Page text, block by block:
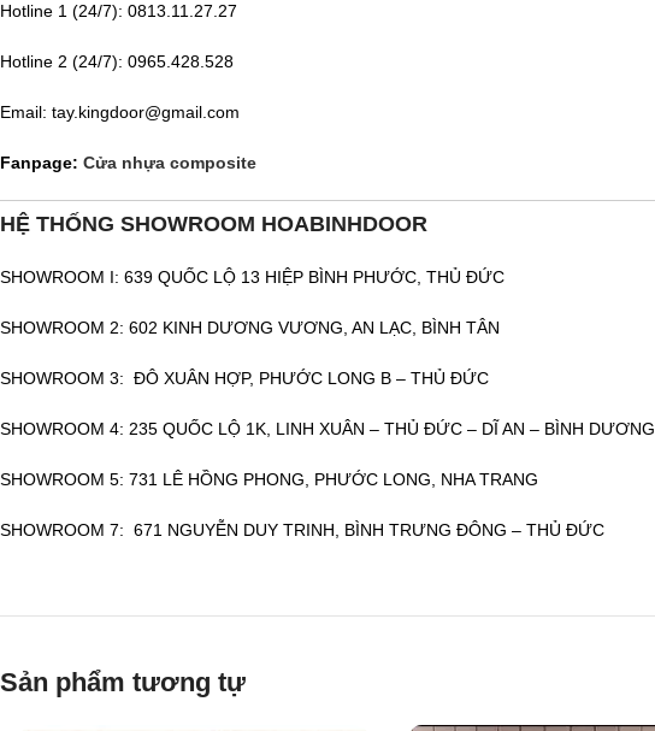
Hotline 1 (24/7): 0813.11.27.27
Hotline 2 (24/7): 0965.428.528
Email: tay.kingdoor@gmail.com
Fanpage: Cửa nhựa composite
HỆ THỐNG SHOWROOM HOABINHDOOR
SHOWROOM I: 639 QUỐC LỘ 13 HIỆP BÌNH PHƯỚC, THỦ ĐỨC
SHOWROOM 2: 602 KINH DƯƠNG VƯƠNG, AN LẠC, BÌNH TÂN
SHOWROOM 3: ĐÔ XUÂN HỢP, PHƯỚC LONG B – THỦ ĐỨC
SHOWROOM 4: 235 QUỐC LỘ 1K, LINH XUÂN – THỦ ĐỨC – DĨ AN – BÌNH DƯƠNG
SHOWROOM 5: 731 LÊ HỒNG PHONG, PHƯỚC LONG, NHA TRANG
SHOWROOM 7: 671 NGUYỄN DUY TRINH, BÌNH TRƯNG ĐÔNG – THỦ ĐỨC
Sản phẩm tương tự